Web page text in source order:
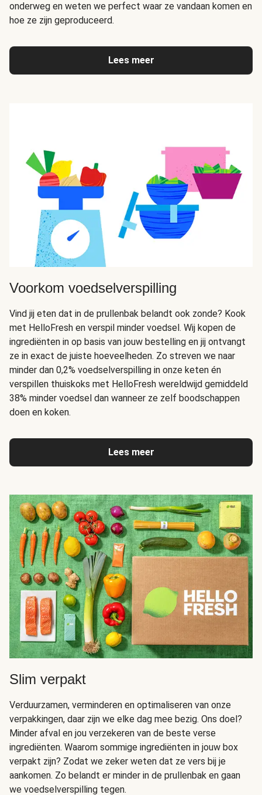
onderweg en weten we perfect waar ze vandaan komen en
hoe ze zijn geproduceerd.
Lees meer
Voorkom voedselverspilling
Vind jij eten dat in de prullenbak belandt ook zonde? Kook
met HelloFresh en verspil minder voedsel. Wij kopen de
ingrediënten in op basis van jouw bestelling en jij ontvangt
ze in exact de juiste hoeveelheden. Zo streven we naar
minder dan 0,2% voedselverspilling in onze keten én
verspillen thuiskoks met HelloFresh wereldwijd gemiddeld
38% minder voedsel dan wanneer ze zelf boodschappen
doen en koken.
Lees meer
Slim verpakt
Verduurzamen, verminderen en optimaliseren van onze
verpakkingen, daar zijn we elke dag mee bezig. Ons doel?
Minder afval en jou verzekeren van de beste verse
ingrediënten. Waarom sommige ingrediënten in jouw box
verpakt zijn? Zodat we zeker weten dat ze vers bij je
aankomen. Zo belandt er minder in de prullenbak en gaan
we voedselverspilling tegen.